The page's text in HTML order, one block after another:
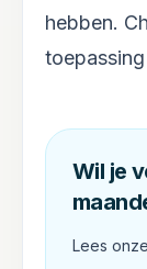
hebben.
toepassing
Wil je
Lees